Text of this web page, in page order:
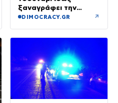
ξαναγράφει την
ιστορία της μινωικής
DIMOCRACY.GR ↗